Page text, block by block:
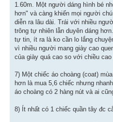
1.60m. Một người dáng hình bé
hơn" và càng khiến mọi người
diễn ra lâu dài. Trái với nhiều
trông tự nhiên lẫn duyên dáng
tự tin, ít ra là ko cần lo lắng
vì nhiều người mang giày cao
của giày quá cao so với chiều
7) Một chiếc áo choàng (coat)
hơn là mua 5,6 chiếc nhưng
áo choàng có 2 hàng nút và ai
8) Ít nhất có 1 chiếc quần tây đc